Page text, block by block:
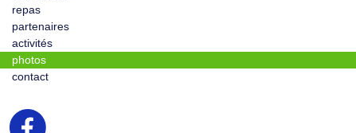
repas
partenaires
activités
photos
contact